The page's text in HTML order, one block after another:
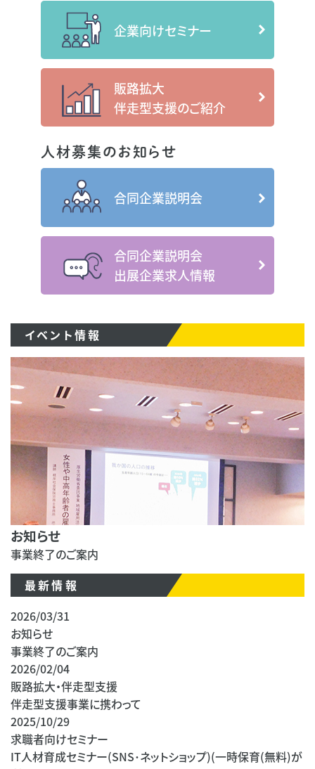
企業向けセミナー
販路拡大
伴走型支援のご紹介
人材募集のお知らせ
合同企業説明会
合同企業説明会
出展企業求人情報
イベント情報
お知らせ
事業終了のご案内
最新情報
2026/03/31
お知らせ
事業終了のご案内
2026/02/04
販路拡大・伴走型支援
伴走型支援事業に携わって
2025/10/29
求職者向けセミナー
IT人材育成セミナー(SNS･ネットショップ)(一時保育(無料)が